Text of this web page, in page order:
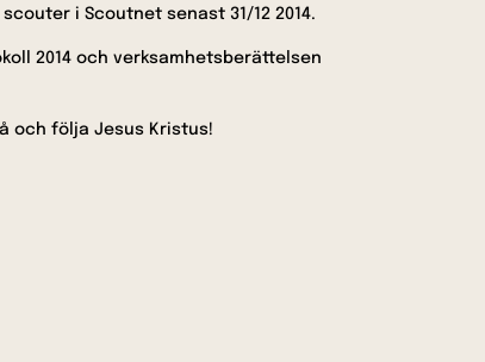
i Scoutnet senast 31/12 2014.
2014 och verksamhetsberättelsen
och följa Jesus Kristus!